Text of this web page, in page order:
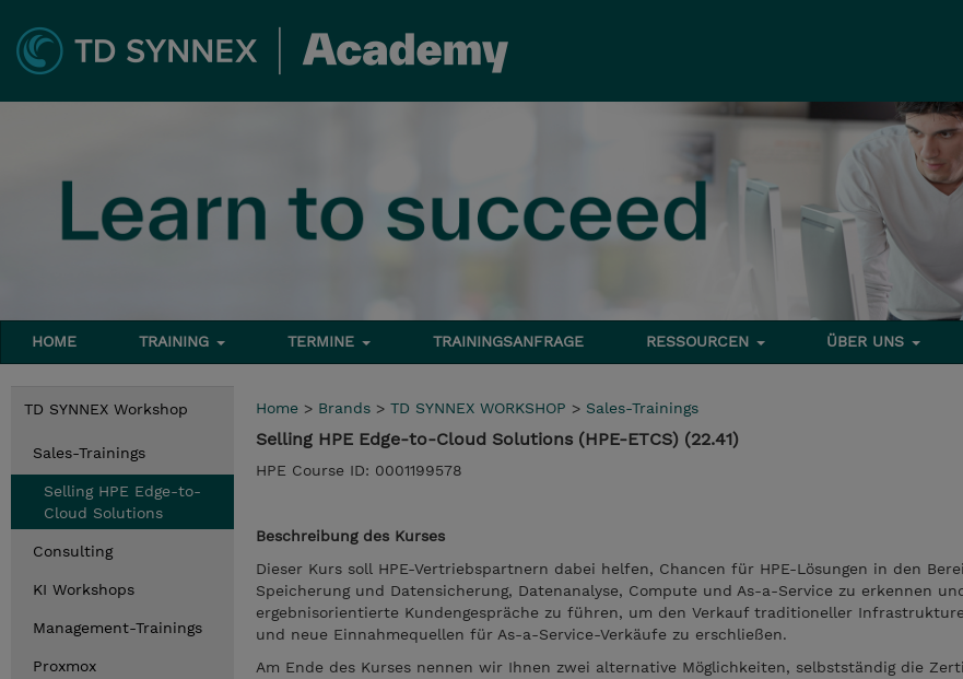
HOME TRAINING TERMINE TRAININGSANFRAGE RESSOURCEN ÜBER UNS
TD SYNNEX Workshop
Sales-Trainings
Selling HPE Edge-to-
Cloud Solutions
Consulting
KI Workshops
Management-Trainings
Proxmox
Home > Brands > TD SYNNEX WORKSHOP > Sales-Trainings
Selling HPE Edge-to-Cloud Solutions (HPE-ETCS) (22.41)
HPE Course ID: 0001199578
Beschreibung des Kurses
Dieser Kurs soll HPE-Vertriebspartnern dabei helfen, Chancen für HPE-Lösungen in den
Speicherung und Datensicherung, Datenanalyse, Compute und As-a-Service zu erkennen
ergebnisorientierte Kundengespräche zu führen, um den Verkauf traditioneller
und neue Einnahmequellen für As-a-Service-Verkäufe zu erschließen.
Am Ende des Kurses nennen wir Ihnen zwei alternative Möglichkeiten, selbstständig die